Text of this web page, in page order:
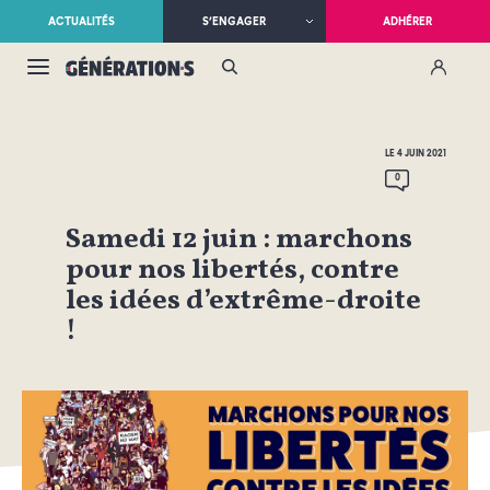
ACTUALITÉS S’ENGAGER ADHÉRER
LE 4 JUIN 2021
0
Samedi 12 juin : marchons
pour nos libertés, contre
les idées d’extrême-droite
!